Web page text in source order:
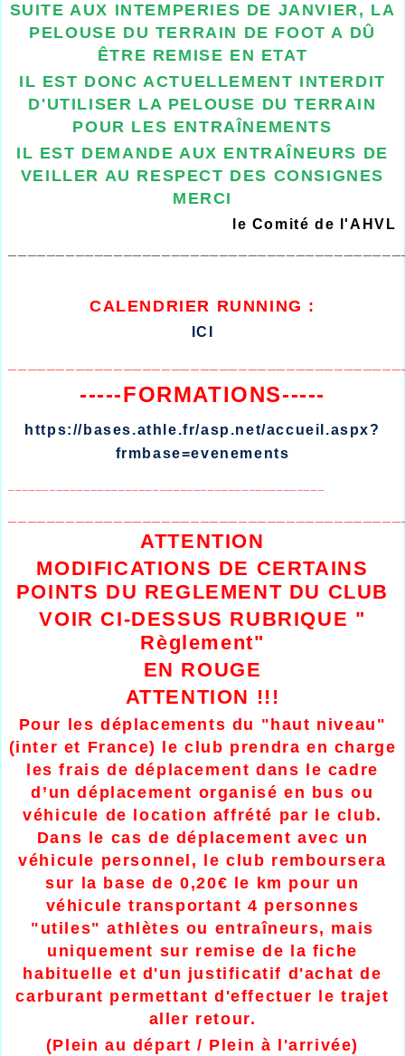
SUITE AUX INTEMPERIES DE JANVIER, LA
PELOUSE DU TERRAIN DE FOOT A DÛ
ÊTRE REMISE EN ETAT
IL EST DONC ACTUELLEMENT INTERDIT
D'UTILISER LA PELOUSE DU TERRAIN
POUR LES ENTRAÎNEMENTS
IL EST DEMANDE AUX ENTRAÎNEURS DE
VEILLER AU RESPECT DES CONSIGNES
MERCI
le Comité de l'AHVL
CALENDRIER RUNNING :
ICI
-----FORMATIONS-----
https://bases.athle.fr/asp.net/accueil.aspx?
frmbase=evenements
ATTENTION
MODIFICATIONS DE CERTAINS
POINTS DU REGLEMENT DU CLUB
VOIR CI-DESSUS RUBRIQUE "
Règlement"
EN ROUGE
ATTENTION !!!
Pour les déplacements du "haut niveau"
(inter et France) le club prendra en charge
les frais de déplacement dans le cadre
d’un déplacement organisé en bus ou
véhicule de location affrété par le club.
Dans le cas de déplacement avec un
véhicule personnel, le club remboursera
sur la base de 0,20€ le km pour un
véhicule transportant 4 personnes
"utiles" athlètes ou entraîneurs, mais
uniquement sur remise de la fiche
habituelle et d'un justificatif d'achat de
carburant permettant d'effectuer le trajet
aller retour.
(Plein au départ / Plein à l'arrivée)